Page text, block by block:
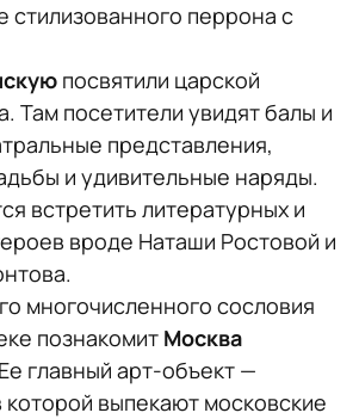
стилизованного перрона с
посвятили царской
Там посетители увидят балы и
представления,
и удивительные наряды.
встретить литературных и
вроде Наташи Ростовой и
многочисленного сословия
познакомит Москва
главный арт-объект —
которой выпекают московские